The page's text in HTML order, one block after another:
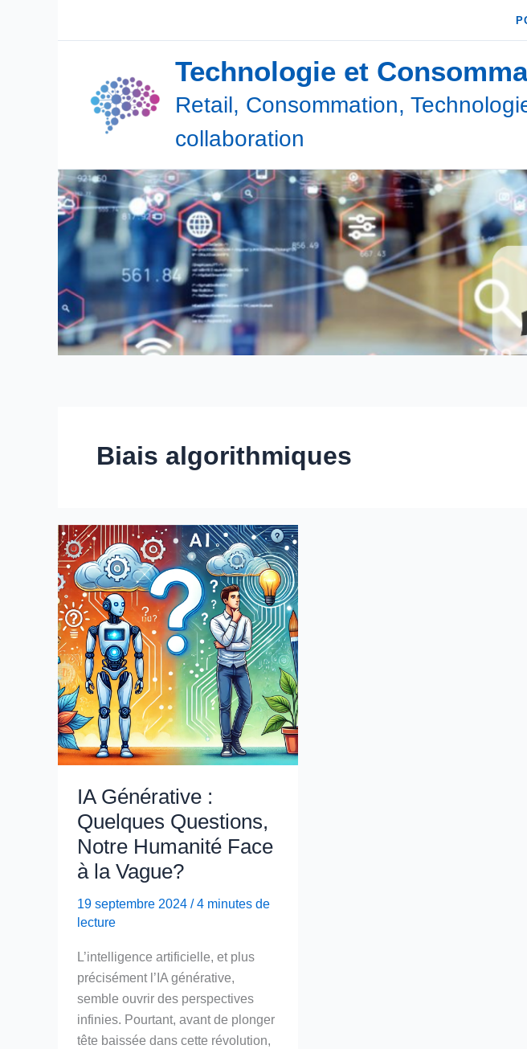
Technologie et
Retail, Consommation,
collaboration
Biais algorithmiques
IA Générative :
Quelques Questions,
Notre Humanité Face
à la Vague?
19 septembre 2024 /4 minutes de
lecture
L’intelligence artificielle, et plus
précisément l’IA générative,
semble ouvrir des perspectives
infinies. Pourtant, avant de plonger
tête baissée dans cette révolution,